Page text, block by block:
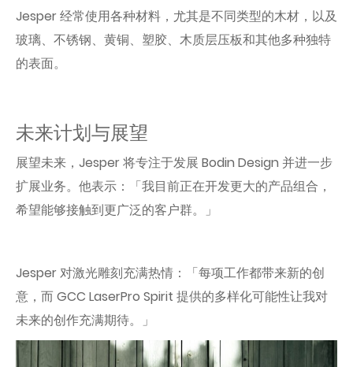
Jesper 经常使用各种材料，尤其是不同类型的木材，以及
玻璃、不锈钢、黄铜、塑胶、木质层压板和其他多种独特
的表面。
未来计划与展望
展望未来，Jesper 将专注于发展 Bodin Design 并进一步
扩展业务。他表示：「我目前正在开发更大的产品组合，
希望能够接触到更广泛的客户群。」
Jesper 对激光雕刻充满热情：「每项工作都带来新的创
意，而 GCC LaserPro Spirit 提供的多样化可能性让我对
未来的创作充满期待。」